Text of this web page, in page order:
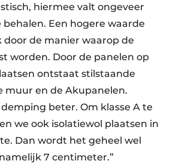
hiermee valt ongeveer
behalen. Een hogere waarde
de manier waarop de
worden. Door de panelen op
ontstaat stilstaande
muur en de Akupanelen.
beter. Om klasse A te
we ook isolatiewol plaatsen in
Dan wordt het geheel wel
7 centimeter.”